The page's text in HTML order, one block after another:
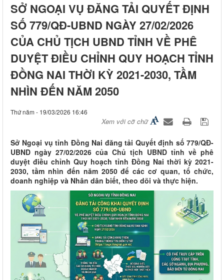
SỞ NGOẠI VỤ ĐĂNG TẢI QUYẾT ĐỊNH
SỐ 779/QĐ-UBND NGÀY 27/02/2026
CỦA CHỦ TỊCH UBND TỈNH VỀ PHÊ
DUYỆT ĐIỀU CHỈNH QUY HOẠCH TỈNH
ĐỒNG NAI THỜI KỲ 2021-2030, TẦM
NHÌN ĐẾN NĂM 2050
Thứ năm - 19/03/2026 16:46
Xem với cỡ chữ
Sở Ngoại vụ tỉnh Đồng Nai đăng tải Quyết định số 779/QĐ-
UBND ngày 27/02/2026 của Chủ tịch UBND tỉnh về phê
duyệt điều chỉnh Quy hoạch tỉnh Đồng Nai thời kỳ 2021-
2030, tầm nhìn đến năm 2050 để các cơ quan, tổ chức,
doanh nghiệp và Nhân dân biết, theo dõi và thực hiện.